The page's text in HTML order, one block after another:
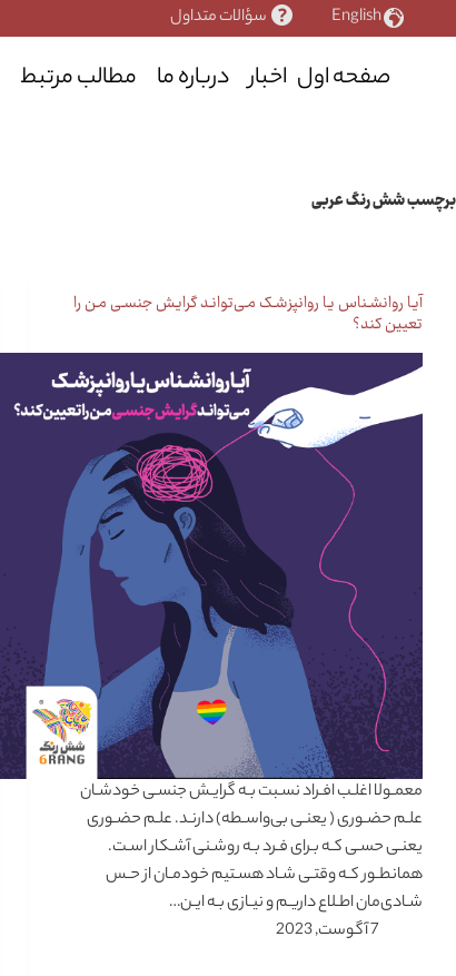
به
English سؤالات متداول
صفحه اول اخبار درباره ما مطالب مرتبط
برچسبشش رنگ عربی
آیـا روانشـناس یـا روانپزشـک مـی‌توانـد گرایـش جنسـی مـن را
تعیین کند؟
معمـولا اغلـب افـراد نسـبت بـه گرایـش جنسـی خودشـان
علـم حضـوری ( یعنـی بی‌واسـطه) دارنـد. علـم حضـوری
یعنـی حسـی کـه بـرای فـرد بـه روشـنی آشـکار اسـت.
همانطـور کـه وقتـی شـاد هسـتیم خودمـان از حـس
شـادی‌مان اطـلاع داریـم و نیـازی بـه ایـن…
7 آگوست, 2023